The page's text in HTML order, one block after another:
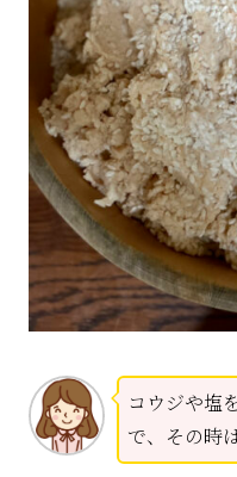
コウジや塩
で、その時